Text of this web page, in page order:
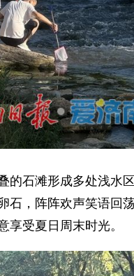
石滩形成多处浅水
石，阵阵欢声笑语回
享受夏日周末时光。